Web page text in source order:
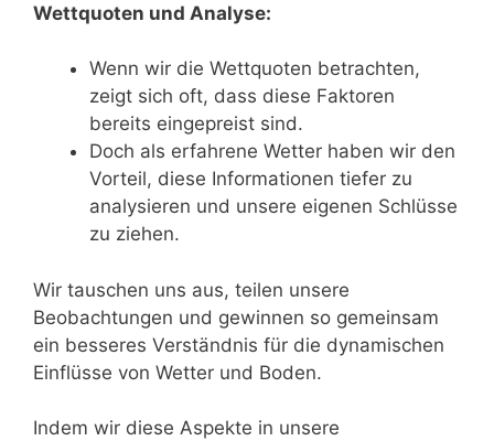
Wettquoten und Analyse:
Wenn wir die Wettquoten betrachten,
zeigt sich oft, dass diese Faktoren
bereits eingepreist sind.
Doch als erfahrene Wetter haben wir den
Vorteil, diese Informationen tiefer zu
analysieren und unsere eigenen Schlüsse
zu ziehen.
Wir tauschen uns aus, teilen unsere
Beobachtungen und gewinnen so gemeinsam
ein besseres Verständnis für die dynamischen
Einflüsse von Wetter und Boden.
Indem wir diese Aspekte in unsere